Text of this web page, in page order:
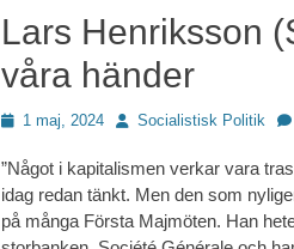
Lars Henriksson
våra händer
Publicerad
1 maj, 2024 Författare
Socialistisk Politik
”Något i kapitalismen verkar vara
idag redan tänkt. Men den som
på många Första Majmöten. Han